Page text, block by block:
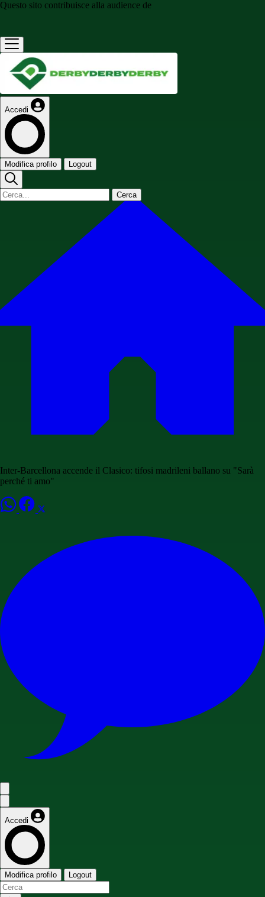
Questo sito contribuisce alla audience de
Accedi
Modifica profilo Logout
Cerca
Inter-Barcellona accende il Clasico: tifosi madrileni ballano su "Sarà
perché ti amo"
Accedi
Modifica profilo Logout